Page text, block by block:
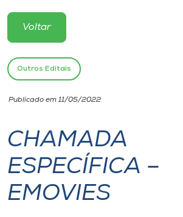
Atendimento ao Estudante
Portal de Ensino
Unoesc
Internacionalização
I.nova
Voltar
Outros Editais
Publicado em 11/05/2022
CHAMADA
ESPECÍFICA –
EMOVIES